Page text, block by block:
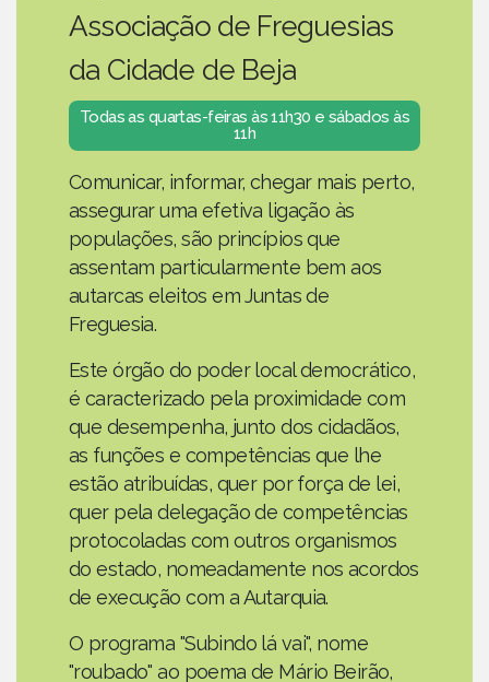
Associação de Freguesias
da Cidade de Beja
Todas as quartas-feiras às 11h30 e sábados às
11h
Comunicar, informar, chegar mais perto,
assegurar uma efetiva ligação às
populações, são princípios que
assentam particularmente bem aos
autarcas eleitos em Juntas de
Freguesia.
Este órgão do poder local democrático,
é caracterizado pela proximidade com
que desempenha, junto dos cidadãos,
as funções e competências que lhe
estão atribuídas, quer por força de lei,
quer pela delegação de competências
protocoladas com outros organismos
do estado, nomeadamente nos acordos
de execução com a Autarquia.
O programa "Subindo lá vai", nome
"roubado" ao poema de Mário Beirão,